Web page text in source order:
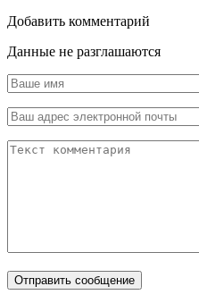
Добавить комментарий
Данные не разглашаются